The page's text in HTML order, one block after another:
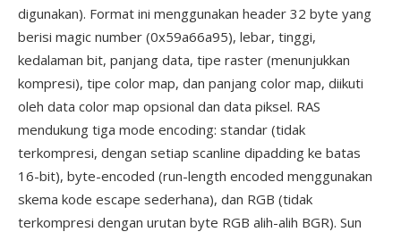
digunakan). Format ini menggunakan header 32 byte yang
berisi magic number (0x59a66a95), lebar, tinggi,
kedalaman bit, panjang data, tipe raster (menunjukkan
kompresi), tipe color map, dan panjang color map, diikuti
oleh data color map opsional dan data piksel. RAS
mendukung tiga mode encoding: standar (tidak
terkompresi, dengan setiap scanline dipadding ke batas
16-bit), byte-encoded (run-length encoded menggunakan
skema kode escape sederhana), dan RGB (tidak
terkompresi dengan urutan byte RGB alih-alih BGR). Sun